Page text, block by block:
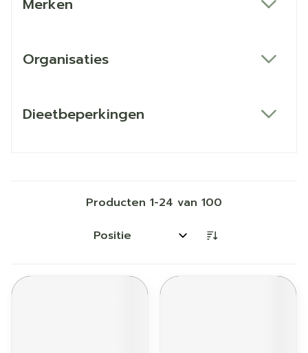
Merken
Organisaties
Dieetbeperkingen
Producten 1-24 van 100
Sorteer op: